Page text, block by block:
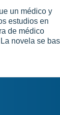
un médico y
estudios en
de médico
novela se